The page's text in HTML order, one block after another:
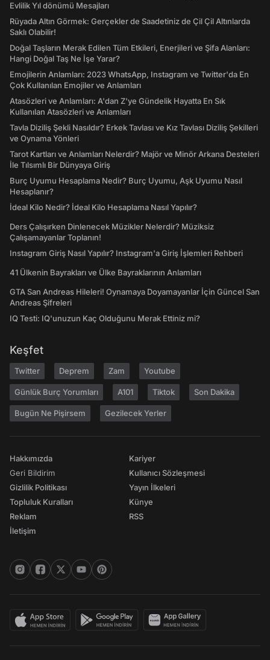
Evlilik Yıl dönümü Mesajları
Rüyada Altın Görmek: Gerçekler de Saadetiniz de Çil Çil Altınlarda
Saklı Olabilir!
Doğal Taşların Merak Edilen Tüm Etkileri, Enerjileri ve Şifa Alanları:
Hangi Doğal Taş Ne İşe Yarar?
Emojilerin Anlamları: 2023 WhatsApp, Instagram ve Twitter'da En
Çok Kullanılan Emojiler ve Anlamları
Atasözleri ve Anlamları: A'dan Z'ye Gündelik Hayatta En Sık
Kullanılan Atasözleri ve Anlamları
Tavla Diziliş Şekli Nasıldır? Erkek Tavlası ve Kız Tavlası Diziliş Şekilleri
ve Oynama Yönleri
Tarot Kartları ve Anlamları Nelerdir? Majör ve Minör Arkana Desteleri
İle Tılsımlı Bir Dünyaya Giriş
Burç Uyumu Hesaplama Nedir? Burç Uyumu, Aşk Uyumu Nasıl
Hesaplanır?
İdeal Kilo Nedir? İdeal Kilo Hesaplama Nasıl Yapılır?
Ders Çalışırken Dinlenecek Müzikler Nelerdir? Müziksiz
Çalışamayanlar Toplanın!
Instagram Giriş Nasıl Yapılır? Instagram'a Giriş İşlemleri Rehberi
41 Ülkenin Bayrakları ve Ülke Bayraklarının Anlamları
GTA San Andreas Hileleri! Oynamaya Doyamayanlar İçin Güncel San
Andreas Şifreleri
IQ Testi: IQ'unuzun Kaç Olduğunu Merak Ettiniz mi?
Keşfet
Twitter Deprem Zam Youtube
Günlük Burç Yorumları A101 Tiktok Son Dakika
Bugün Ne Pişirsem Gezilecek Yerler
Hakkımızda
Geri Bildirim
Gizlilik Politikası
Topluluk Kuralları
Reklam
İletişim
Kariyer
Kullanıcı Sözleşmesi
Yayın İlkeleri
Künye
RSS